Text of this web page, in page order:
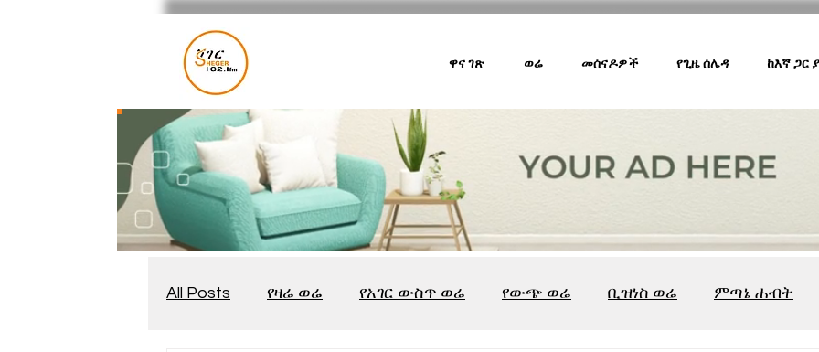
ዋና ገጽ ወሬ መሰናዶዎች የጊዜ ሰሌዳ ከእኛ ጋር
All Posts የዛሬ ወሬ የአገር ውስጥ ወሬ የውጭ ወሬ ቢዝነስ ወሬ ምጣኔ ሐብት